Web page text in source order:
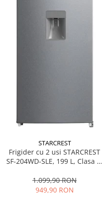
STARCREST
Frigider cu 2 usi STARCREST
SF-204WD-SLE, 199 L, Clasa E,
Termostat Ajustabil, Usi
reversibile, H 143 cm, Argintiu
1.099,90 RON
949,90 RON